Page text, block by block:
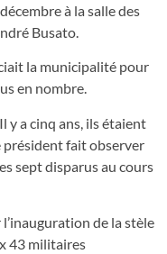
à la salle des
Busato.
la municipalité pour
en nombre.
y a cinq ans, ils étaient
président fait observer
sept disparus au cours
de la stèle
43 militaires